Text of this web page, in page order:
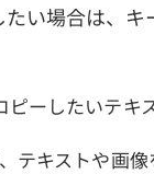
い場合は、キ
ーしたいテキ
テキストや画